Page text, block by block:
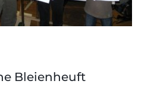
Bleienheuft